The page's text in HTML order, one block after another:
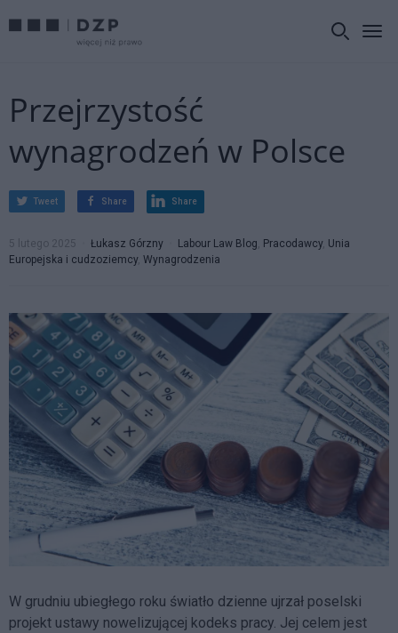
Przejrzystość
wynagrodzeń w Polsce
Tweet Share Share
5 lutego 2025 Łukasz Górzny Labour Law Blog, Pracodawcy, Unia
Europejska i cudzoziemcy, Wynagrodzenia
W grudniu ubiegłego roku światło dzienne ujrzał poselski
projekt ustawy nowelizującej kodeks pracy. Jej celem jest